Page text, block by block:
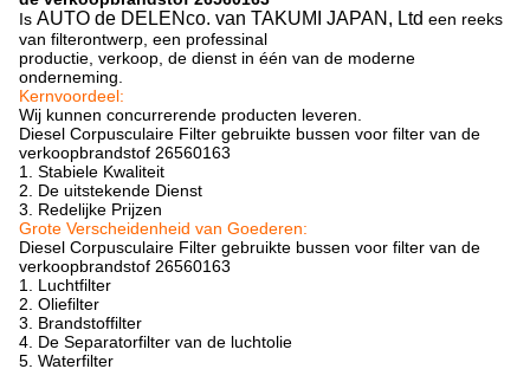
Is AUTO de DELENco. van TAKUMI JAPAN, Ltd een reeks
van filterontwerp, een professinal
productie, verkoop, de dienst in één van de moderne
onderneming.
Kernvoordeel:
Wij kunnen concurrerende producten leveren.
Diesel Corpusculaire Filter gebruikte bussen voor filter van de
verkoopbrandstof 26560163
1. Stabiele Kwaliteit
2. De uitstekende Dienst
3. Redelijke Prijzen
Grote Verscheidenheid van Goederen:
Diesel Corpusculaire Filter gebruikte bussen voor filter van de
verkoopbrandstof 26560163
1. Luchtfilter
2. Oliefilter
3. Brandstoffilter
4. De Separatorfilter van de luchtolie
5. Waterfilter